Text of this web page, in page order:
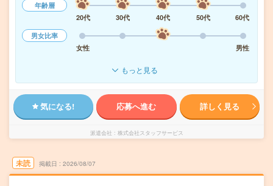
年齢層
20代
30代 40代 50代
60代
男女比率
女性
男性
もっと見る
気になる! 応募へ進む 詳しく見る
派遣会社 株式会社スタッフサービス
未読 掲載日 2026/08/07